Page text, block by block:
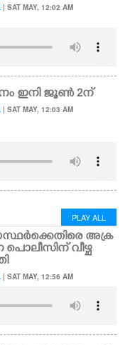
| SAT MAY, 12:02 AM
ഇനി ജൂൺ 2ന്
| SAT MAY, 12:03 AM
PLAY ALL
അക്ര
വീഴ്ച
| SAT MAY, 12:56 AM